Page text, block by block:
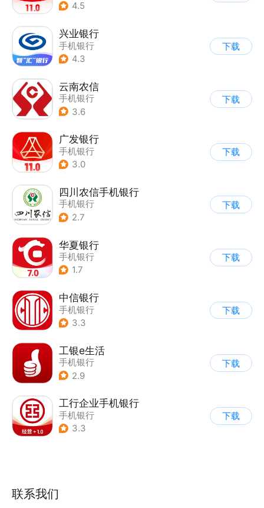
4.5
兴业银行
手机银行
4.3
下载
云南农信
手机银行
3.6
下载
广发银行
手机银行
3.0
下载
四川农信手机银行
手机银行
2.7
下载
华夏银行
手机银行
1.7
下载
中信银行
手机银行
3.3
下载
工银e生活
手机银行
2.9
下载
工行企业手机银行
手机银行
3.3
下载
联系我们